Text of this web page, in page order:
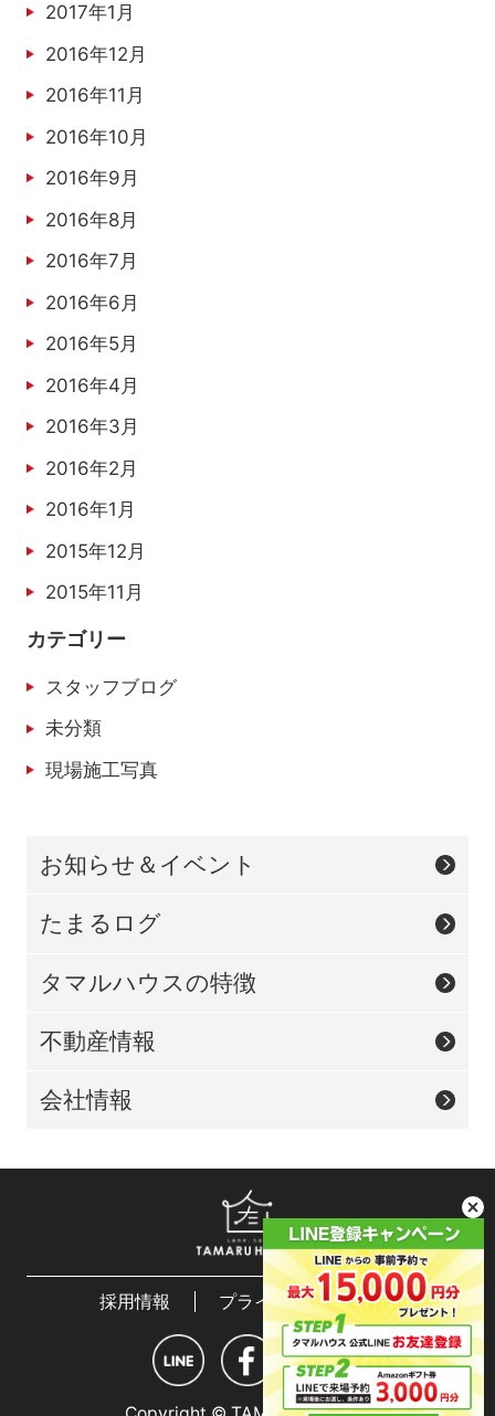
2017年1月
2016年12月
2016年11月
2016年10月
2016年9月
2016年8月
2016年7月
2016年6月
2016年5月
2016年4月
2016年3月
2016年2月
2016年1月
2015年12月
2015年11月
カテゴリー
スタッフブログ
未分類
現場施工写真
お知らせ＆イベント
たまるログ
タマルハウスの特徴
不動産情報
会社情報
採用情報 プライバシーポリシー